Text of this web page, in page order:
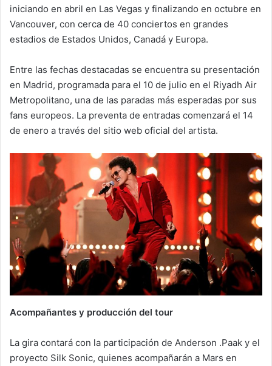
iniciando en abril en Las Vegas y finalizando en octubre en
Vancouver, con cerca de 40 conciertos en grandes
estadios de Estados Unidos, Canadá y Europa.
Entre las fechas destacadas se encuentra su presentación
en Madrid, programada para el 10 de julio en el Riyadh Air
Metropolitano, una de las paradas más esperadas por sus
fans europeos. La preventa de entradas comenzará el 14
de enero a través del sitio web oficial del artista.
Acompañantes y producción del tour
La gira contará con la participación de Anderson .Paak y el
proyecto Silk Sonic, quienes acompañarán a Mars en